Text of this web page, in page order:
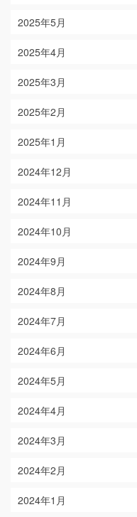
2025年5月
2025年4月
2025年3月
2025年2月
2025年1月
2024年12月
2024年11月
2024年10月
2024年9月
2024年8月
2024年7月
2024年6月
2024年5月
2024年4月
2024年3月
2024年2月
2024年1月